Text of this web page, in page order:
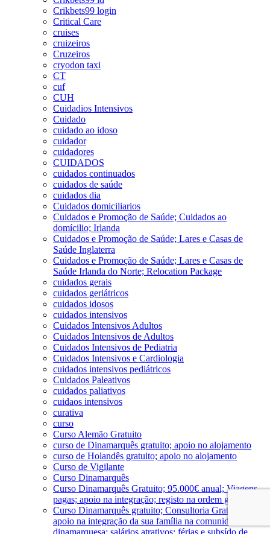
Crikbets99 login
Critical Care
cruises
cruizeiros
Cruzeiros
cryodon taxi
CT
cuf
CUH
Cuidadios Intensivos
Cuidado
cuidado ao idoso
cuidador
cuidadores
CUIDADOS
cuidados continuados
cuidados de saúde
cuidados dia
Cuidados domiciliarios
Cuidados e Promoção de Saúde; Cuidados ao
domícilio; Irlanda
Cuidados e Promoção de Saúde; Lares e Casas de
Saúde Inglaterra
Cuidados e Promoção de Saúde; Lares e Casas de
Saúde Irlanda do Norte; Relocation Package
cuidados gerais
cuidados geriátricos
cuidados idosos
cuidados intensivos
Cuidados Intensivos Adultos
Cuidados Intensivos de Adultos
Cuidados Intensivos de Pediatria
Cuidados Intensivos e Cardiologia
cuidados intensivos pediátricos
Cuidados Paleativos
cuidados paliativos
cuidaos intensivos
curativa
curso
Curso Alemão Gratuito
curso de Dinamarquês gratuito; apoio no alojamento
curso de Holandês gratuito; apoio no alojamento
Curso de Vigilante
Curso Dinamarquês
Curso Dinamarquês Gratuito; 95.000€ anual; Viagens
pagas; apoio na integração; registo na ordem gratuito
Curso Dinamarquês gratuito; Consultoria Gratuita;
apoio na integração da sua família na comunidade
dinamarquesa; salários atrativos; férias e subsído de